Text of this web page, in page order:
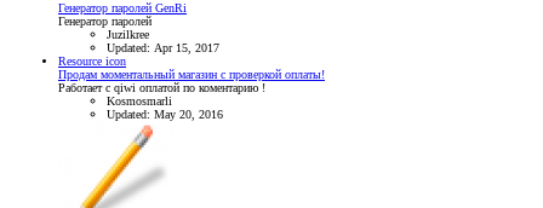
Генератор паролей GenRi
Генератор паролей
Juzilkree
Updated: Apr 15, 2017
Resource icon
Продам моментальный магазин с проверкой оплаты!
Работает с qiwi оплатой по коментарию !
Kosmosmarli
Updated: May 20, 2016